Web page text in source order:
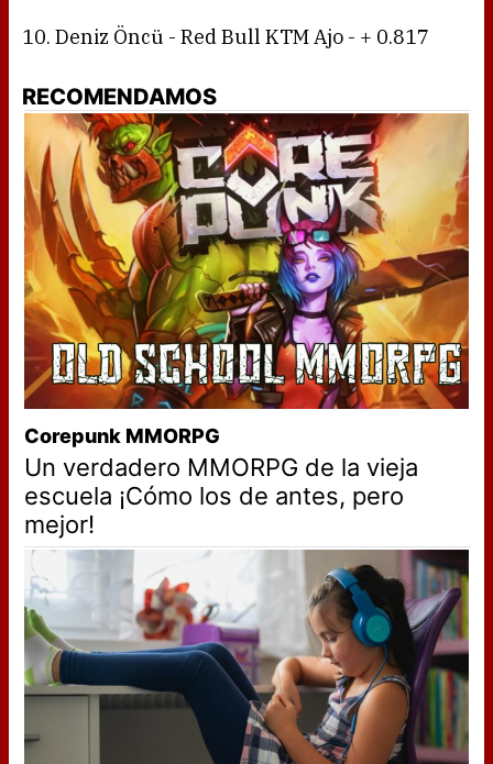
10. Deniz Öncü - Red Bull KTM Ajo - + 0.817
RECOMENDAMOS
Corepunk MMORPG
Un verdadero MMORPG de la vieja
escuela ¡Cómo los de antes, pero
mejor!